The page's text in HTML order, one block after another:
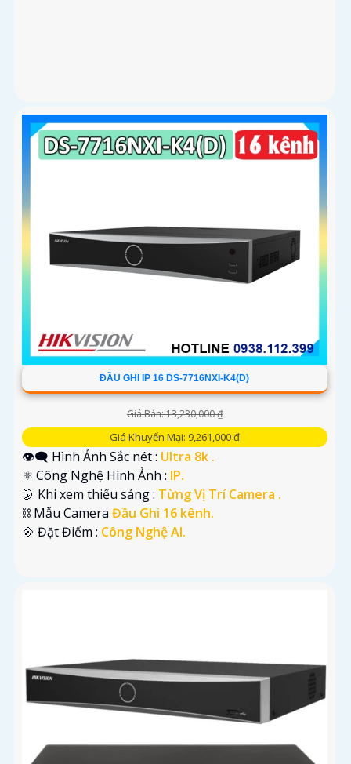
ĐẦU GHI IP 16 DS-7716NXI-K4(D)
Giá Bán: 13,230,000 ₫
Giá Khuyến Mại: 9,261,000 ₫
👁️‍🗨 Hình Ảnh Sắc nét : Ultra 8k .
⚛️ Công Nghệ Hình Ảnh : IP.
🌛 Khi xem thiếu sáng : Từng Vị Trí Camera .
⛓ Mẫu Camera Đầu Ghi 16 kênh.
️💠 Đặt Điểm : Công Nghệ AI.